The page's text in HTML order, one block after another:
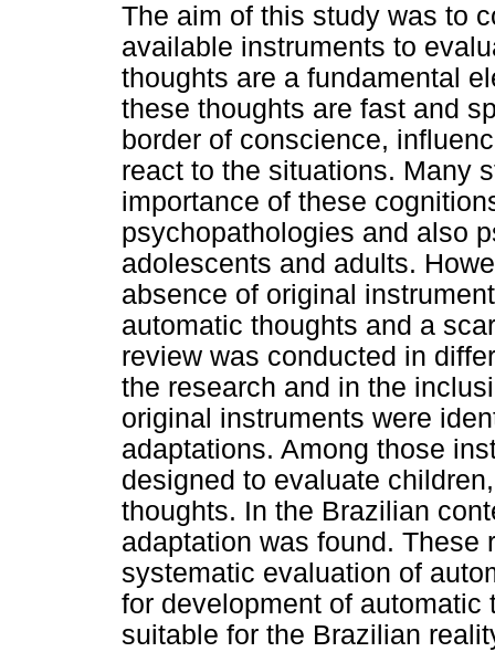
The aim of this study was to
available instruments to
thoughts are a fundamental
these thoughts are fast and
border of conscience,
react to the situations. Many
importance of these
psychopathologies and also
adolescents and adults.
absence of original
automatic thoughts and a
review was conducted in
the research and in the
original instruments were
adaptations. Among those
designed to evaluate
thoughts. In the Brazilian
adaptation was found. These
systematic evaluation of
for development of
suitable for the Brazilian